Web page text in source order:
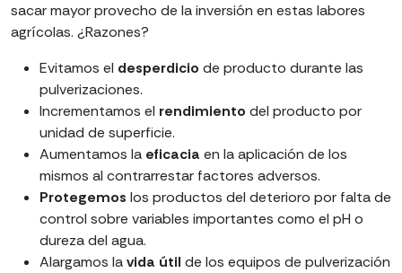
sacar mayor provecho de la inversión en estas labores
agrícolas. ¿Razones?
Evitamos el desperdicio de producto durante las
pulverizaciones.
Incrementamos el rendimiento del producto por
unidad de superficie.
Aumentamos la eficacia en la aplicación de los
mismos al contrarrestar factores adversos.
Protegemos los productos del deterioro por falta de
control sobre variables importantes como el pH o
dureza del agua.
Alargamos lavida útil de los equipos de pulverización